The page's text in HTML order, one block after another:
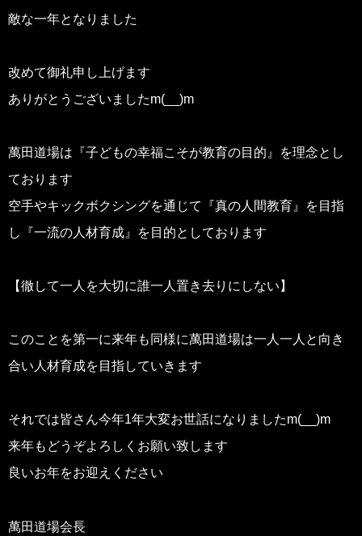
敵な一年となりました
改めて御礼申し上げます
ありがとうございましたm(__)m
萬田道場は『子どもの幸福こそが教育の目的』を理念とし
ております
空手やキックボクシングを通じて『真の人間教育』を目指
し『一流の人材育成』を目的としております
【徹して一人を大切に誰一人置き去りにしない】
このことを第一に来年も同様に萬田道場は一人一人と向き
合い人材育成を目指していきます
それでは皆さん今年1年大変お世話になりましたm(__)m
来年もどうぞよろしくお願い致します
良いお年をお迎えください
萬田道場会長